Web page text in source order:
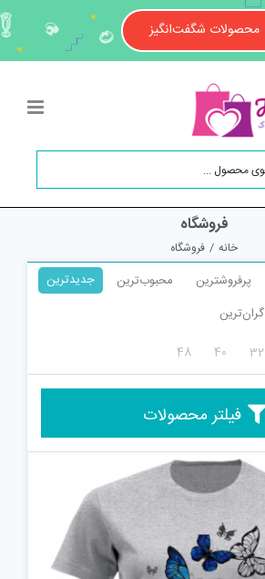
محصولات شگفت‌انگیز
فروشگاه
خانه / فروشگاه
پرفروشترین محبوب‌ترین
جدیدترین
گران‌ترین
32
40
48
فیلتر محصولات